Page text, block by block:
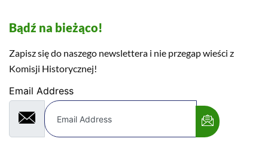
Bądź na bieżąco!
Zapisz się do naszego newslettera i nie przegap wieści z
Komisji Historycznej!
Email Address